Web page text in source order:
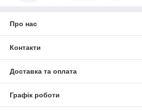
Про нас
Контакти
Доставка та оплата
Графік роботи